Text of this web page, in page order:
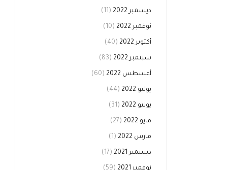
ديسمبر 2022 (11)
نوفمبر 2022 (10)
أكتوبر 2022 (40)
سبتمبر 2022 (83)
أغسطس 2022 (60)
يوليو 2022 (44)
يونيو 2022 (31)
مايو 2022 (27)
مارس 2022 (1)
ديسمبر 2021 (17)